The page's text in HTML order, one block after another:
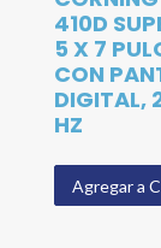
410D
5 X 7
CON
DIGITAL,
HZ
Agregar a